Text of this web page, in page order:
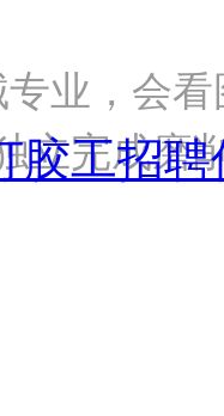
业，会
立完成
胶工招聘